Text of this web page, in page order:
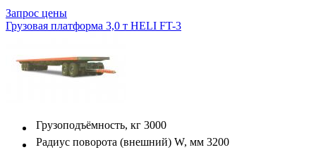
Запрос цены
Грузовая платформа 3,0 т HELI FT-3
Грузоподъёмность, кг 3000
Радиус поворота (внешний) W, мм 3200